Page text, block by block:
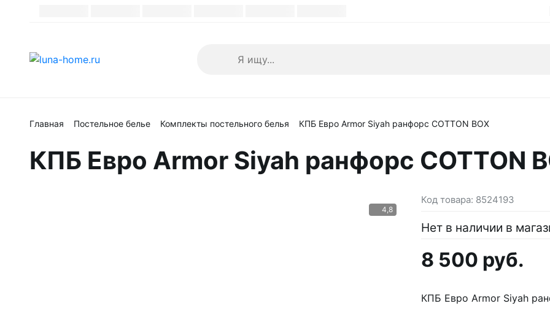
Главная Постельное белье Комплекты постельного белья КПБ Евро Armor Siyah ранфорс COTTON BOX
КПБ Евро Armor Siyah ранфорс COTTON
4,8
Код товара: 8524193
Нет в наличии в
8 500 руб.
КПБ Евро Armor Siyah